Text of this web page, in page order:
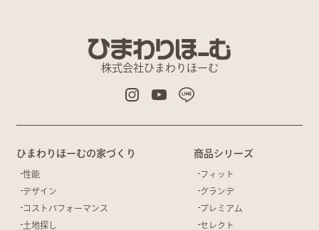
株式会社ひまわりほーむ
ひまわりほーむの家づくり
性能
デザイン
コストパフォーマンス
土地探し
商品シリーズ
フィット
グランデ
プレミアム
セレクト